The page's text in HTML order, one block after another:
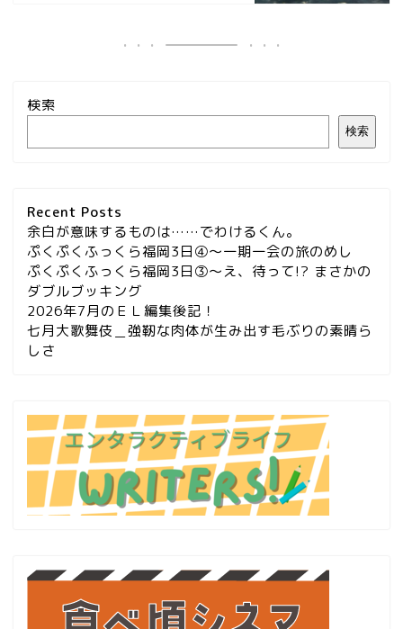
検索
検索
Recent Posts
余白が意味するものは……でわけるくん。
ぷくぷくふっくら福岡3日④～一期一会の旅のめし
ぷくぷくふっくら福岡3日③～え、待って!? まさかの
ダブルブッキング
2026年7月のＥＬ編集後記！
七月大歌舞伎＿強靭な肉体が生み出す毛ぶりの素晴ら
しさ